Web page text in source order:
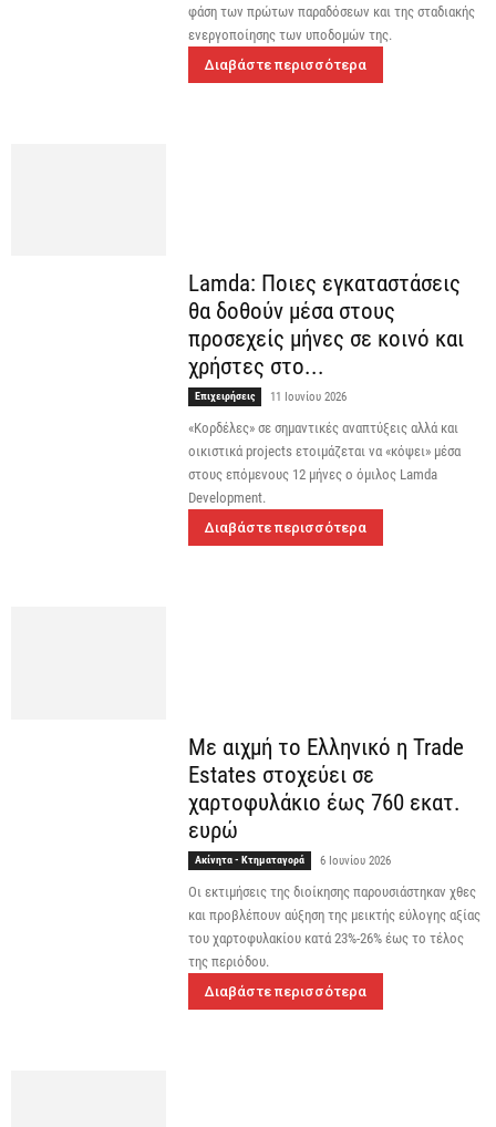
φάση των πρώτων παραδόσεων και της σταδιακής
ενεργοποίησης των υποδομών της.
Διαβάστε περισσότερα
Lamda: Ποιες εγκαταστάσεις
θα δοθούν μέσα στους
προσεχείς μήνες σε κοινό και
χρήστες στο...
Επιχειρήσεις 11 Ιουνίου 2026
«Κορδέλες» σε σημαντικές αναπτύξεις αλλά και
οικιστικά projects ετοιμάζεται να «κόψει» μέσα
στους επόμενους 12 μήνες ο όμιλος Lamda
Development.
Διαβάστε περισσότερα
Με αιχμή το Ελληνικό η Trade
Estates στοχεύει σε
χαρτοφυλάκιο έως 760 εκατ.
ευρώ
Ακίνητα - Κτηματαγορά 6 Ιουνίου 2026
Οι εκτιμήσεις της διοίκησης παρουσιάστηκαν χθες
και προβλέπουν αύξηση της μεικτής εύλογης αξίας
του χαρτοφυλακίου κατά 23%-26% έως το τέλος
της περιόδου.
Διαβάστε περισσότερα